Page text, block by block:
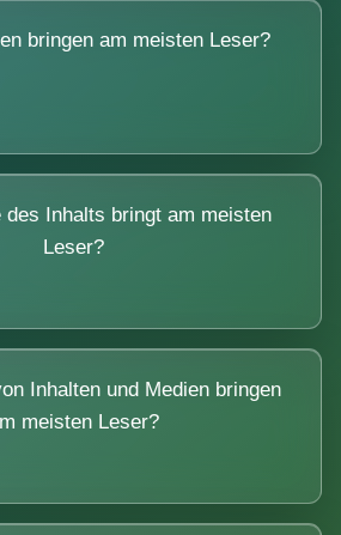
bringen am meisten Leser?
des Inhalts bringt am meisten
Leser?
Inhalten und Medien bringen
meisten Leser?